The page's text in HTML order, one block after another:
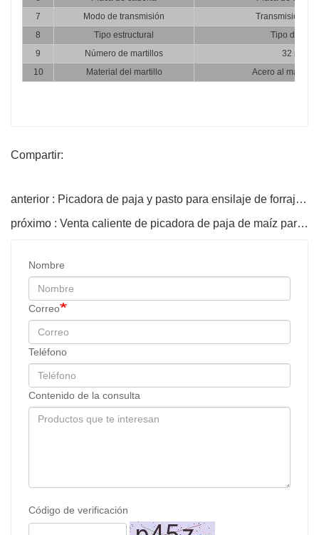
7
Modo de transmisión
Transmisión
8
Tipo estructural
Tipo de
9
Número de martillos
32 piezas
10
Material del martillo Acero al
Compartir:
anterior : Picadora de paja y pasto para ensilaje de forraje de alta calidad y duradera
próximo : Venta caliente de picadora de paja de maíz para forraje de animales
Nombre
Correo
Teléfono
Contenido de la consulta
Código de verificación